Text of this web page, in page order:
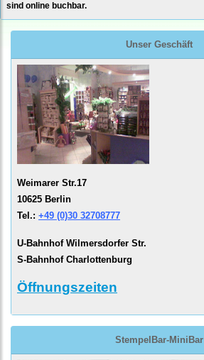
sind online buchbar.
Unser Geschäft
Weimarer Str.17
10625 Berlin
Tel.: +49 (0)30 32708777
U-Bahnhof Wilmersdorfer Str.
S-Bahnhof Charlottenburg
Öffnungszeiten
StempelBar-MiniBar